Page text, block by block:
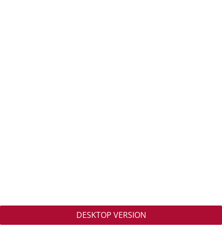
DESKTOP VERSION